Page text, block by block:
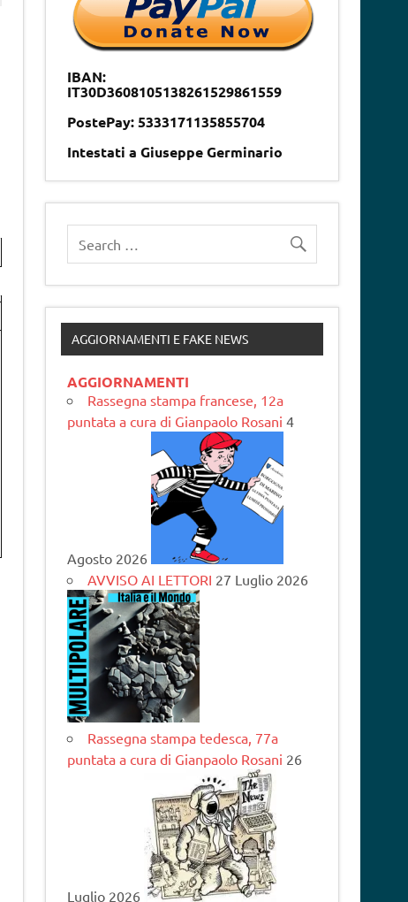
IBAN:
IT30D3608105138261529861559
PostePay: 5333171135855704
Intestati a Giuseppe Germinario
AGGIORNAMENTI E FAKE NEWS
AGGIORNAMENTI
Rassegna stampa francese, 12a
puntata a cura di Gianpaolo Rosani 4
Agosto 2026
AVVISO AI LETTORI 27 Luglio 2026
Rassegna stampa tedesca, 77a
puntata a cura di Gianpaolo Rosani 26
Luglio 2026